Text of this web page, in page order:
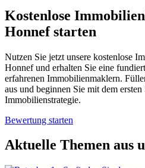
Kostenlose
Honnef starten
Nutzen Sie jetzt unsere kostenlose
Honnef und erhalten Sie eine
erfahrenen Immobilienmaklern.
aus und beginnen Sie mit dem
Immobilienstrategie.
Bewertung starten
Aktuelle Themen aus